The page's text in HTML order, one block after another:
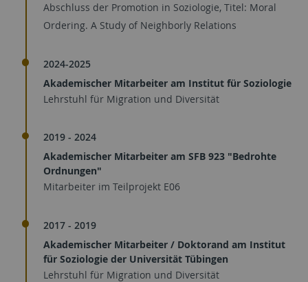
Abschluss der Promotion in Soziologie, Titel: Moral
Ordering. A Study of Neighborly Relations
2024-2025
Akademischer Mitarbeiter am Institut für Soziologie
Lehrstuhl für Migration und Diversität
2019 - 2024
Akademischer Mitarbeiter am SFB 923 "Bedrohte
Ordnungen"
Mitarbeiter im Teilprojekt E06
2017 - 2019
Akademischer Mitarbeiter / Doktorand am Institut
für Soziologie der Universität Tübingen
Lehrstuhl für Migration und Diversität